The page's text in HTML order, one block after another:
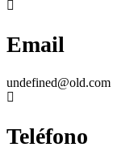
Email
undefined@old.com
Teléfono